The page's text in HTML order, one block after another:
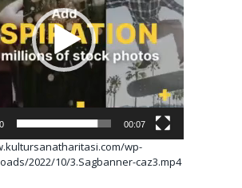
00:07
wp-
2022/10/3.Sagbanner-caz3.mp4